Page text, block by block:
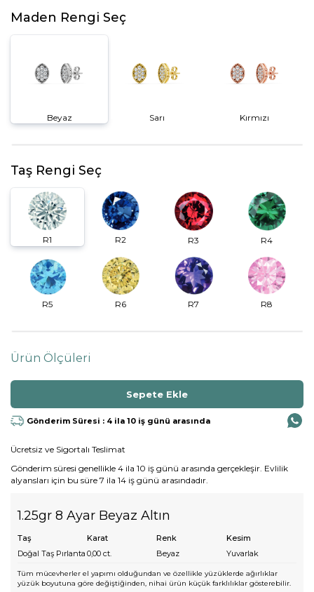
Maden Rengi Seç
Beyaz Sarı Kırmızı
Taş Rengi Seç
R1 R2 R3 R4
R5 R6 R7 R8
Ürün Ölçüleri
Gönderim Süresi : 4 ila 10 iş günü arasında
Ücretsiz ve Sigortalı Teslimat
Gönderim süresi genellikle 4 ila 10 iş günü arasında gerçekleşir. Evlilik
alyansları için bu süre 7 ila 14 iş günü arasındadır.
1.25gr 8 Ayar Beyaz Altın
Taş Karat Renk
Kesim
Doğal Taş Pırlanta 0,00 ct. Beyaz Yuvarlak
Tüm mücevherler el yapımı olduğundan ve özellikle yüzüklerde ağırlıklar
yüzük boyutuna göre değiştiğinden, nihai ürün küçük farklılıklar gösterebilir.